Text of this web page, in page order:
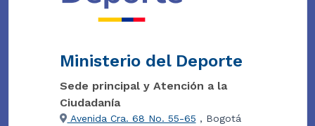
Ministerio del Deporte
Sede principal y Atención a la
Ciudadanía
Avenida Cra. 68 No. 55-65 , Bogotá